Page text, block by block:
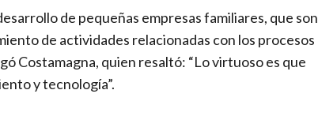
de pequeñas empresas familiares, que son
de actividades relacionadas con los procesos
Costamagna, quien resaltó: “Lo virtuoso es que
y tecnología”.